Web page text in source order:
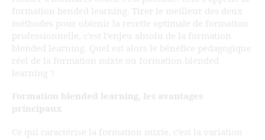
formation bended learning. Tirer le meilleur des deux
méthodes pour obtenir la recette optimale de formation
professionnelle, c’est l’enjeu absolu de la formation
blended learning. Quel est alors le bénéfice pédagogique
réel de la formation mixte ou formation blended
learning ?
Formation blended learning, les avantages
principaux
Ce qui caractérise la formation mixte, c’est la variation